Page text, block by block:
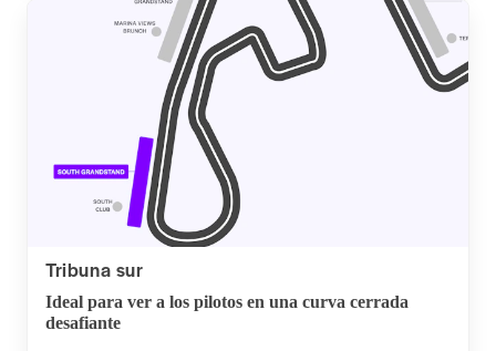
Tribuna sur
Ideal para ver a los pilotos en una curva cerrada
desafiante